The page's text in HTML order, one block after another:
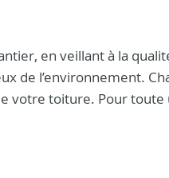
en veillant à la
de l’environnement.
votre toiture. Pour toute